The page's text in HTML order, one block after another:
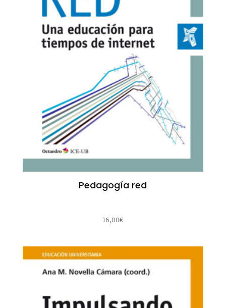
Pedagogía red
16,00€